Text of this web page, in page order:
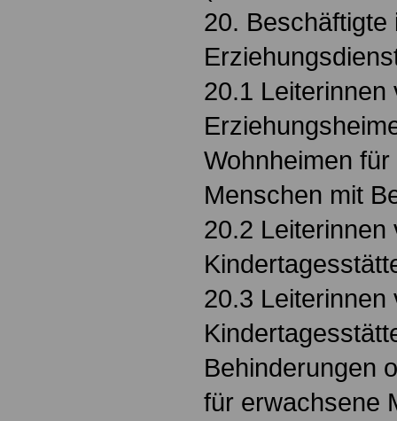
20. Beschäftigte
20.1 Leiterinnen
Wohnheimen
Menschen mit
20.2 Leiterinnen
20.3 Leiterinnen
Behinderungen
für erwachsene